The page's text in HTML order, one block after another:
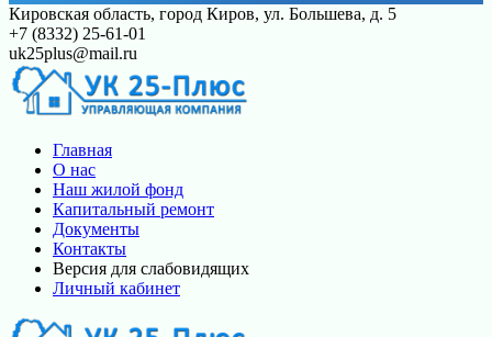
Перейти
к
контенту
Кировская область, город Киров, ул. Большева, д. 5
+7 (8332) 25-61-01
uk25plus@mail.ru
Главная
О нас
Наш жилой фонд
Капитальный ремонт
Документы
Контакты
Версия для слабовидящих
Личный кабинет